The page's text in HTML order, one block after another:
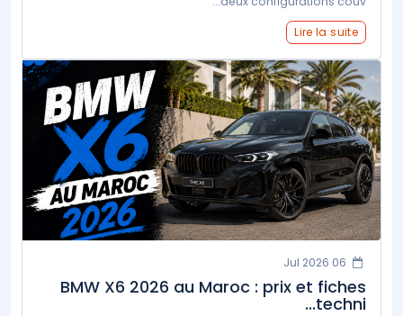
Lire la suite
BMW X6 2026 au Maroc : prix et fiches
techni...